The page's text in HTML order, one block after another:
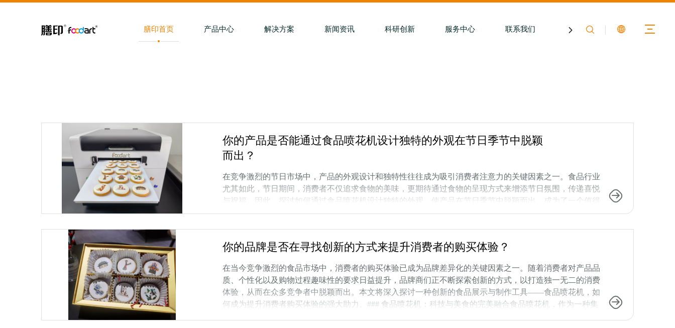
膳印首页 产品中心 解决方案 新闻资讯 科研创新 服务中心 联系我们 关于膳印
你的产品是否能通过食品喷花机设计独特的外观在节日季节中脱颖
而出？
在竞争激烈的节日市场中，产品的外观设计和独特性往往成为吸引消费者注意力的关键因素之一。食品行业
尤其如此，节日期间，消费者不仅追求食物的美味，更期待通过食物的呈现方式来增添节日氛围，传递喜悦
与祝福。因此，探讨如何通过食品喷花机设计独特的外观，使产品在节日季节中脱颖而出，成为了一个值得
深思的问题。1、食品喷花机的创新设计思路食品喷花机作为一种能够在食品表面喷涂图案或文字的创意设
氛围。例如，圣诞节可以融入雪花、圣
你的品牌是否在寻找创新的方式来提升消费者的购买体验？
在当今竞争激烈的食品市场中，消费者的购买体验已成为品牌差异化的关键因素之一。随着消费者对产品品
质、个性化以及购物过程趣味性的要求日益提升，品牌商们正不断探索创新的方式，以打造独一无二的消费
体验，从而在众多竞争者中脱颖而出。本文将深入探讨一种创新的食品展示与制作工具——食品喷花机，如
何成为提升消费者购买体验的强大助力。### 食品喷花机：科技与美食的完美融合食品喷花机，作为一种集